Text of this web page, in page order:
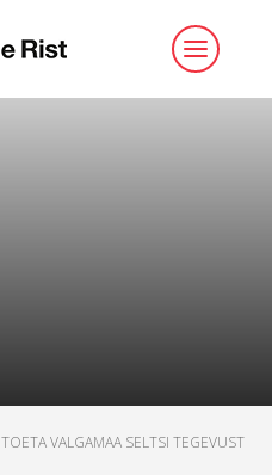
TOETA VALGAMAA SELTSI TEGEVUST